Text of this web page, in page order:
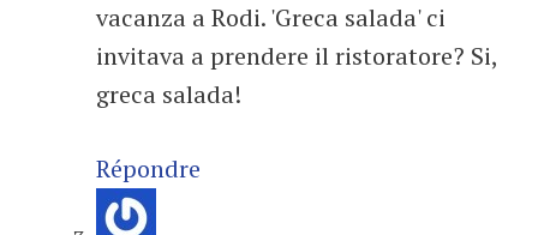
vacanza a Rodi. 'Greca salada' ci
invitava a prendere il ristoratore? Si,
greca salada!
Répondre